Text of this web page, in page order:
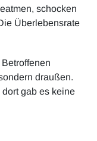
schocken
Überlebensrate
draußen.
gab es keine